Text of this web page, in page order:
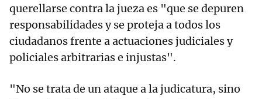
querellarse contra la jueza es "que se depuren
responsabilidades y se proteja a todos los
ciudadanos frente a actuaciones judiciales y
policiales arbitrarias e injustas".
"No se trata de un ataque a la judicatura, sino